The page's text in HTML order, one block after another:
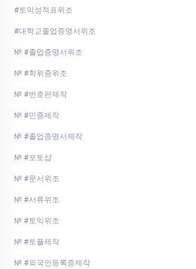
#토익성적표위조
#대학교졸업증명서위조
№ #졸업증명서위조
№ #학위증위조
№ #번호판제작
№ #민증제작
№ #졸업증명서제작
№ #포토샵
№ #문서위조
№ #서류위조
№ #토익위조
№ #토플제작
№ #외국인등록증제작